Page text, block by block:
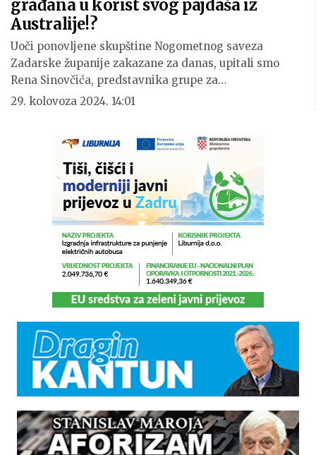
građana u korist svog pajdaša iz
Australije!?
Uoči ponovljene skupštine Nogometnog saveza
Zadarske županije zakazane za danas, upitali smo
Rena Sinovčića, predstavnika grupe za…
29. kolovoza 2024. 14:01